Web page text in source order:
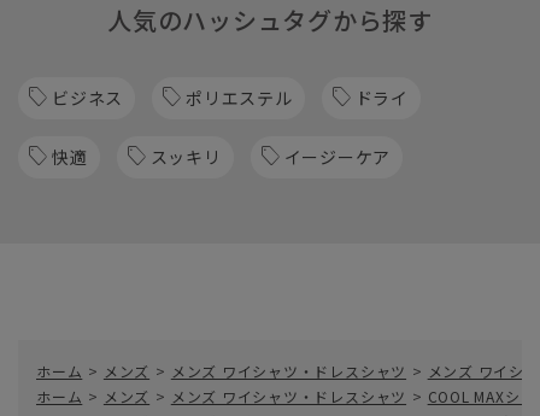
人気のハッシュタグから探す
ビジネス ポリエステル ドライ
快適 スッキリ イージーケア
ホーム > メンズ > メンズ ワイシャツ・ドレスシャツ > メンズ ワイシ
ホーム > メンズ > メンズ ワイシャツ・ドレスシャツ > COOL MAXシャ